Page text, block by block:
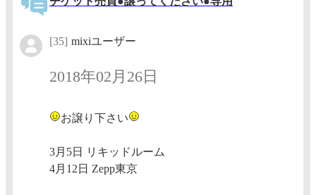
[35] mixiユーザー
2018年02月26日
お譲り下さい
3月5日 リキッドルーム
4月12日 Zepp東京